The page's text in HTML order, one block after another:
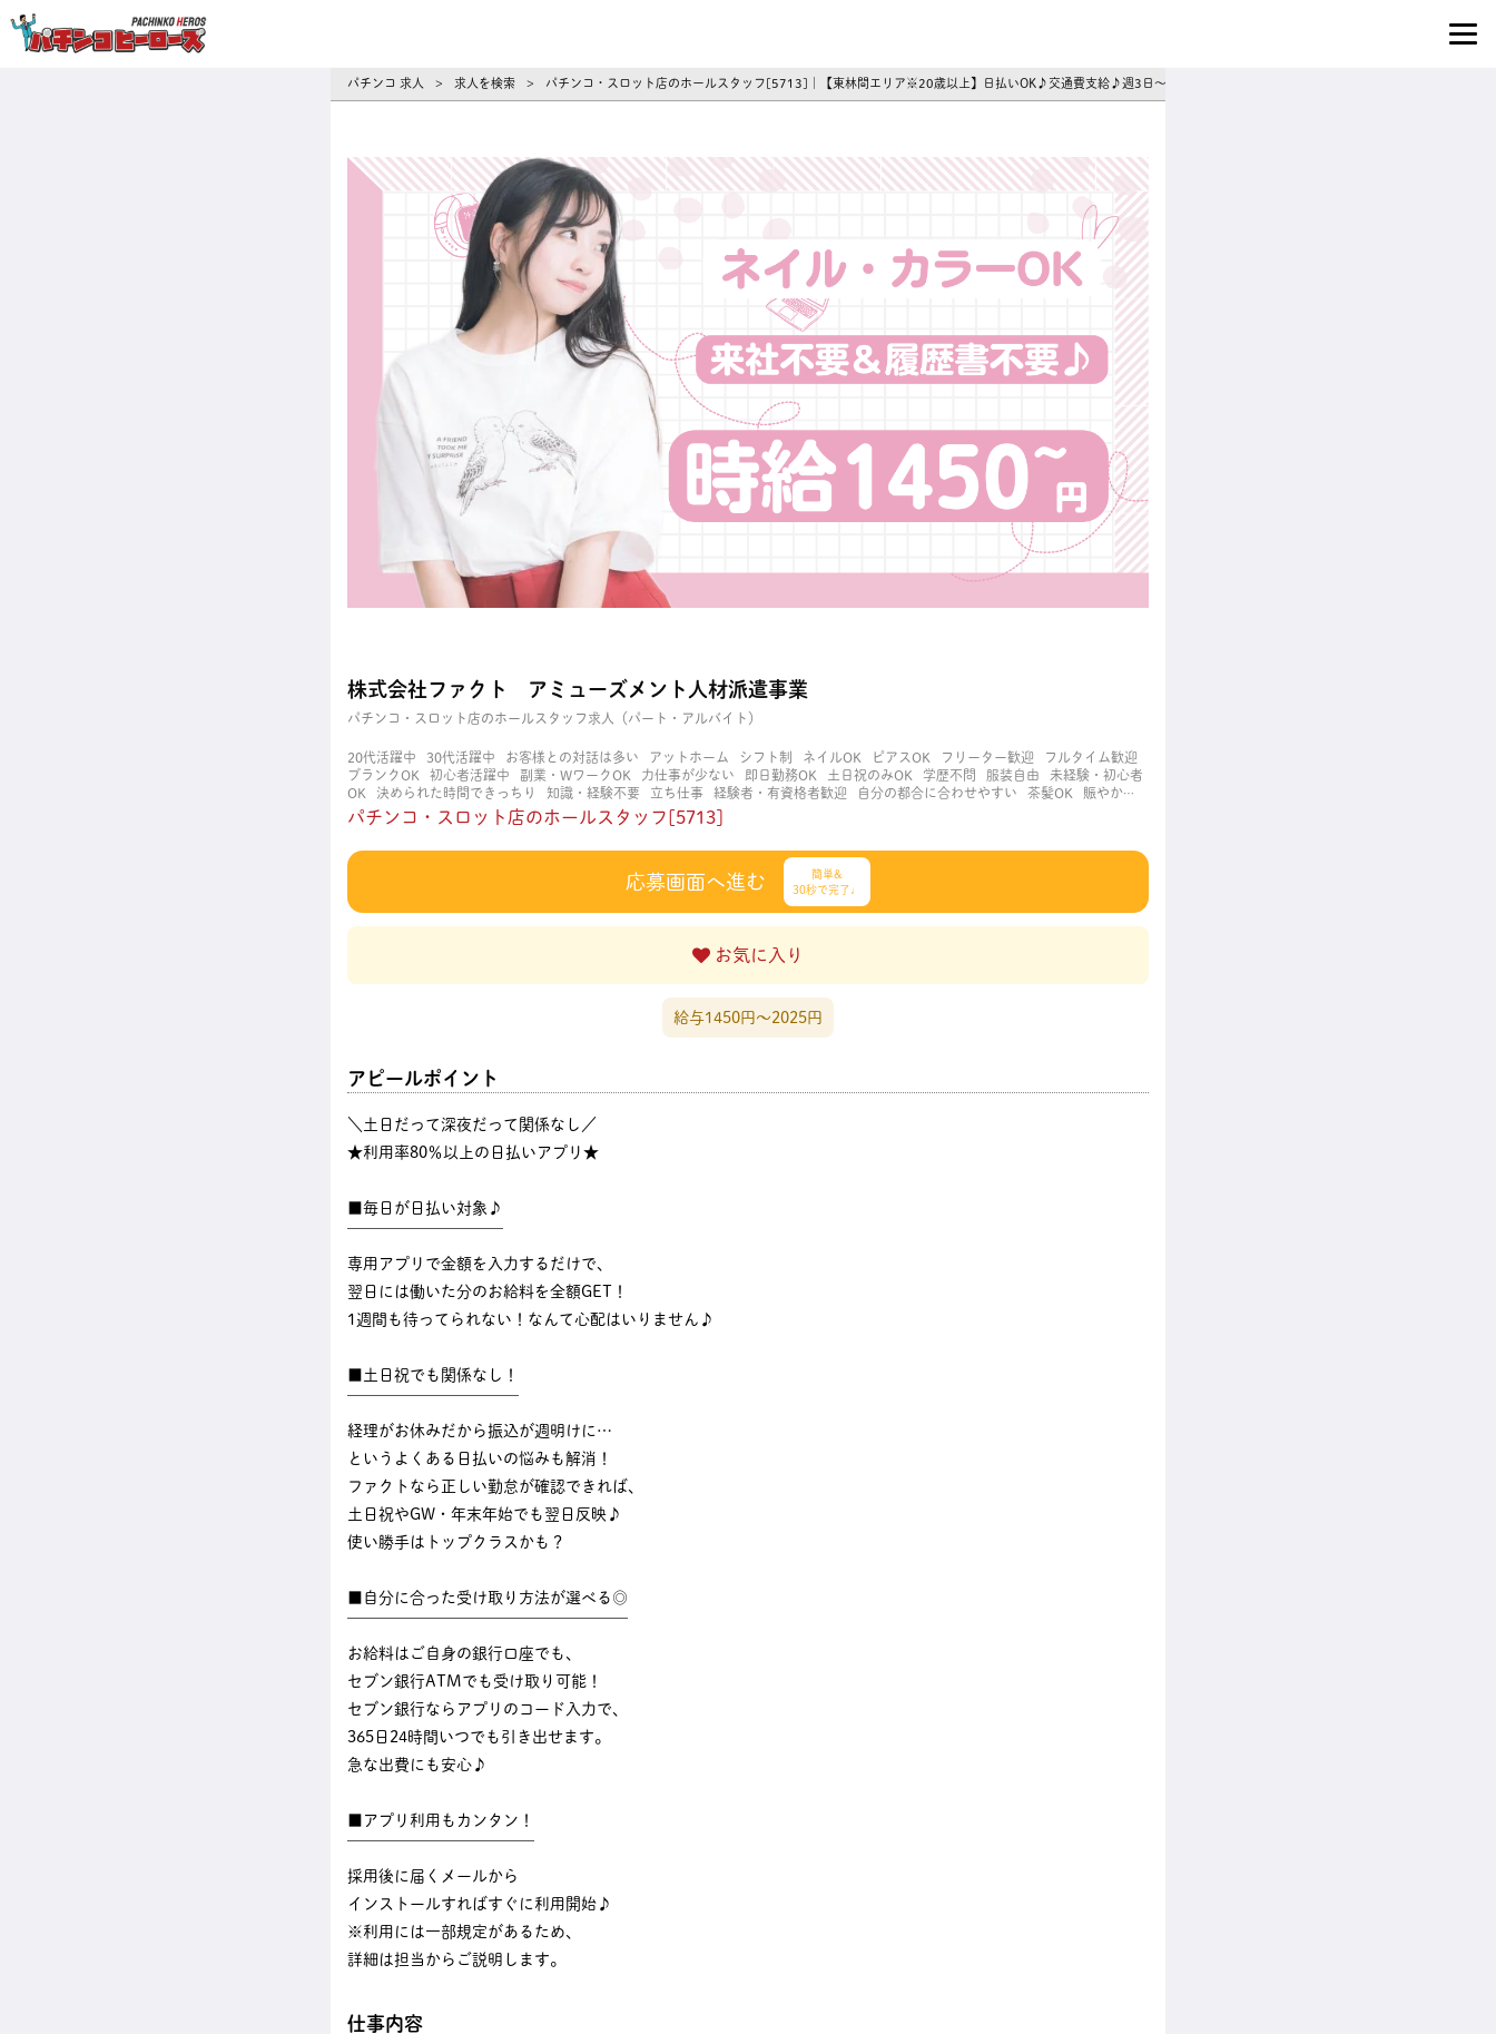
パチンコ 求人 > 求人を検索 > パチンコ・スロット店のホールスタッフ[5713]｜【東林間エリア※20歳以上】日払いOK♪交通費支給♪週3日～シフト相談◎
株式会社ファクト アミューズメント人材派遣事業
パチンコ・スロット店のホールスタッフ求人（パート・アルバイト）
20代活躍中 30代活躍中 お客様との対話は多い アットホーム シフト制 ネイルOK ピアスOK フリーター歓迎
フルタイム歓迎
ブランクOK
初心者活躍中 副業・WワークOK 力仕事が少ない 即日勤務OK 土日祝のみOK 学歴不問 服装自由
未経験・初心者
OK
決められた時間できっちり 知識・経験不要 立ち仕事 経験者・有資格者歓迎 自分の都合に合わせやすい 茶髪OK
賑やかな
職場
週4日以上OK 長く働ける 長期歓迎 髪型自由 髪色自由
パチンコ・スロット店のホールスタッフ[5713]
応募画面へ進む
簡単&
30秒で完了♩
お気に入り
給与1450円〜2025円
アピールポイント
＼土日だって深夜だって関係なし／
★利用率80％以上の日払いアプリ★
■毎日が日払い対象♪
専用アプリで金額を入力するだけで、
翌日には働いた分のお給料を全額GET！
1週間も待ってられない！なんて心配はいりません♪
■土日祝でも関係なし！
経理がお休みだから振込が週明けに…
というよくある日払いの悩みも解消！
ファクトなら正しい勤怠が確認できれば、
土日祝やGW・年末年始でも翌日反映♪
使い勝手はトップクラスかも？
■自分に合った受け取り方法が選べる◎
お給料はご自身の銀行口座でも、
セブン銀行ATMでも受け取り可能！
セブン銀行ならアプリのコード入力で、
365日24時間いつでも引き出せます。
急な出費にも安心♪
■アプリ利用もカンタン！
採用後に届くメールから
インストールすればすぐに利用開始♪
※利用には一部規定があるため、
詳細は担当からご説明します。
仕事内容